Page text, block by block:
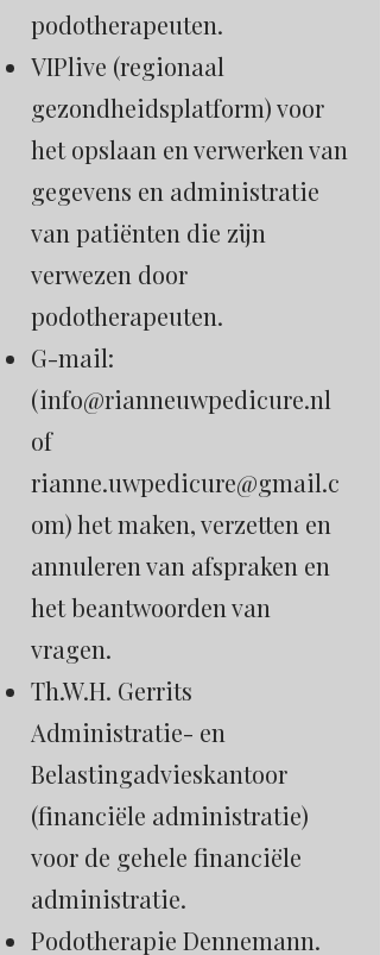
podotherapeuten.
VIPlive (regionaal
gezondheidsplatform) voor
het opslaan en verwerken van
gegevens en administratie
van patiënten die zijn
verwezen door
podotherapeuten.
G-mail:
(info@rianneuwpedicure.nl
of
rianne.uwpedicure@gmail.c
om) het maken, verzetten en
annuleren van afspraken en
het beantwoorden van
vragen.
Th.W.H. Gerrits
Administratie- en
Belastingadvieskantoor
(financiële administratie)
voor de gehele financiële
administratie.
Podotherapie Dennemann.